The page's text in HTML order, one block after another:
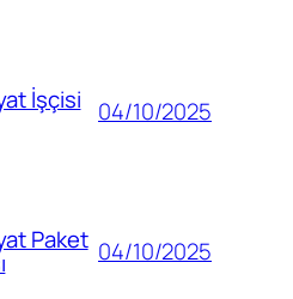
İşçisi 04/10/2025
Paket 04/10/2025